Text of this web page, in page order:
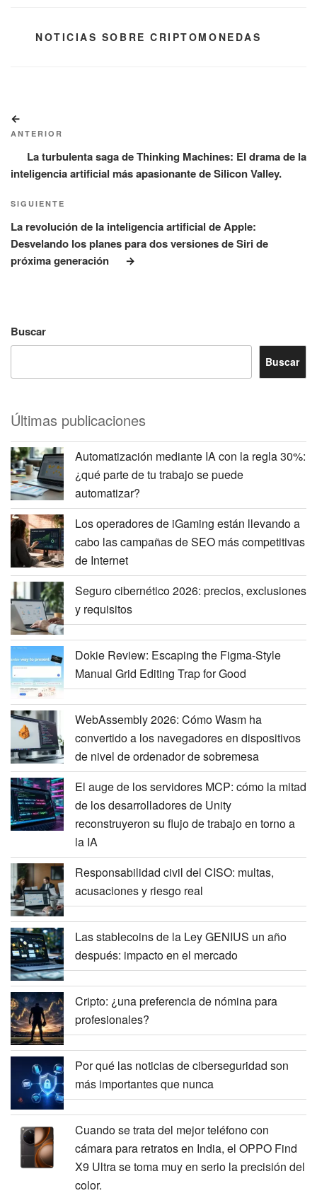
CATEGORÍAS
NOTICIAS SOBRE CRIPTOMONEDAS
de
entradas
anterior:
ANTERIOR
La turbulenta saga de Thinking Machines: El drama de la
inteligencia artificial más apasionante de Silicon Valley.
Siguiente
entrada
SIGUIENTE
La revolución de la inteligencia artificial de Apple:
Desvelando los planes para dos versiones de Siri de
próxima generación
Buscar
Buscar
Últimas publicaciones
Automatización mediante IA con la regla 30%:
¿qué parte de tu trabajo se puede
automatizar?
Los operadores de iGaming están llevando a
cabo las campañas de SEO más competitivas
de Internet
Seguro cibernético 2026: precios, exclusiones
y requisitos
Dokie Review: Escaping the Figma-Style
Manual Grid Editing Trap for Good
WebAssembly 2026: Cómo Wasm ha
convertido a los navegadores en dispositivos
de nivel de ordenador de sobremesa
El auge de los servidores MCP: cómo la mitad
de los desarrolladores de Unity
reconstruyeron su flujo de trabajo en torno a
la IA
Responsabilidad civil del CISO: multas,
acusaciones y riesgo real
Las stablecoins de la Ley GENIUS un año
después: impacto en el mercado
Cripto: ¿una preferencia de nómina para
profesionales?
Por qué las noticias de ciberseguridad son
más importantes que nunca
Cuando se trata del mejor teléfono con
cámara para retratos en India, el OPPO Find
X9 Ultra se toma muy en serio la precisión del
color.